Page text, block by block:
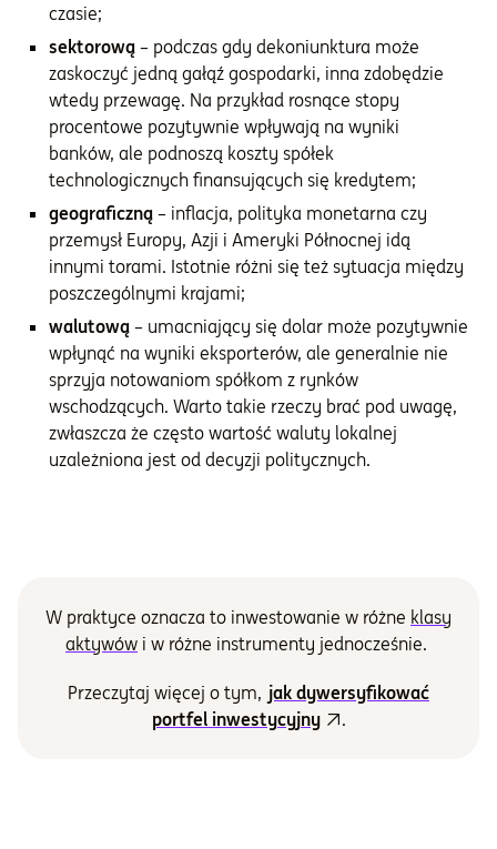
czasie;
sektorową – podczas gdy dekoniunktura może
zaskoczyć jedną gałąź gospodarki, inna zdobędzie
wtedy przewagę. Na przykład rosnące stopy
procentowe pozytywnie wpływają na wyniki
banków, ale podnoszą koszty spółek
technologicznych finansujących się kredytem;
geograficzną – inflacja, polityka monetarna czy
przemysł Europy, Azji i Ameryki Północnej idą
innymi torami. Istotnie różni się też sytuacja między
poszczególnymi krajami;
walutową – umacniający się dolar może pozytywnie
wpłynąć na wyniki eksporterów, ale generalnie nie
sprzyja notowaniom spółkom z rynków
wschodzących. Warto takie rzeczy brać pod uwagę,
zwłaszcza że często wartość waluty lokalnej
uzależniona jest od decyzji politycznych.
W praktyce oznacza to inwestowanie w różne klasy
aktywów i w różne instrumenty jednocześnie.
Przeczytaj więcej o tym, jak dywersyfikować
portfel inwestycyjny
.